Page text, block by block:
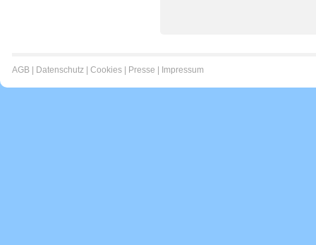
AGB Datenschutz Cookies Presse Impressum